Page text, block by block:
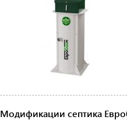
Модификации септика